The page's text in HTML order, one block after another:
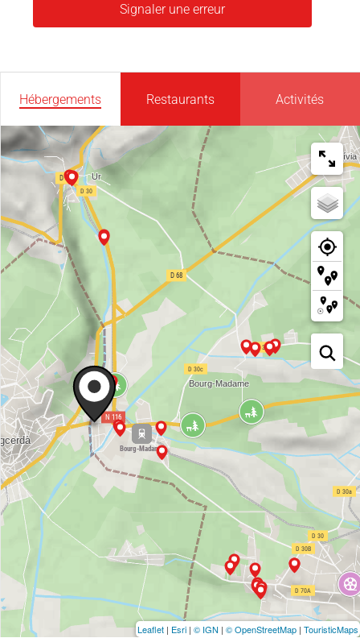
Signaler une erreur
Hébergements Restaurants Activités
Leaflet | Esri | © IGN | © OpenStreetMap | TouristicMaps